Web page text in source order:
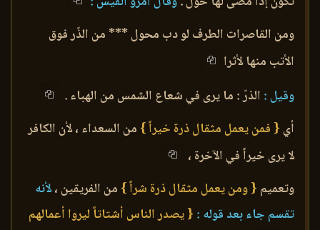
ومن القاصرات الطرف لو دب محول *** من الذّر فوق
الأتب منها لأثرا
وقيل : الذرّ : ما يرى في شعاع الشمس من الهباء .
أي { فمن يعمل مثقال ذرة خيراً } من السعداء ، لأن الكافر
لا يرى خيراً في الآخرة ،
وتعميم { ومن يعمل مثقال ذرة شراً } من الفريقين ،لأنه
تقسم جاء بعد قوله : { يصدر الناس أشتاتاً ليروا أعمالهم